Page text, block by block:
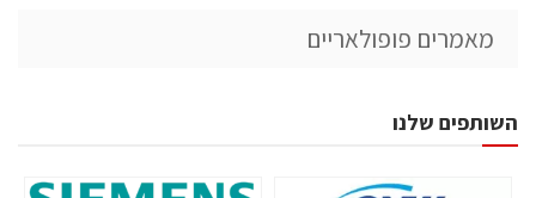
מאמרים פופולאריים
השותפים שלנו